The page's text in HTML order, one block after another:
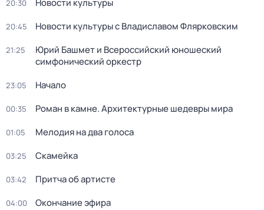
20:30 Новости культуры
20:45 Новости культуры с Владиславом Флярковским
21:25
Юрий Башмет и Всероссийский юношеский
симфонический оркестр
23:05 Начало
00:35 Роман в камне. Архитектурные шедевры мира
01:05 Мелодия на два голоса
03:25 Скамейка
03:42 Притча об артисте
04:00 Окончание эфира